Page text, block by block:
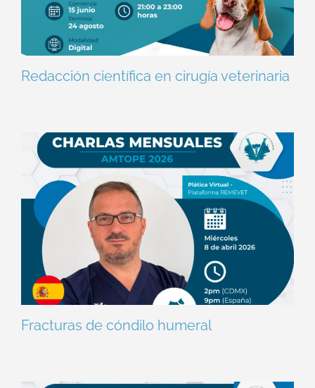
Redacción científica en cirugía veterinaria
Fracturas de cóndilo humeral